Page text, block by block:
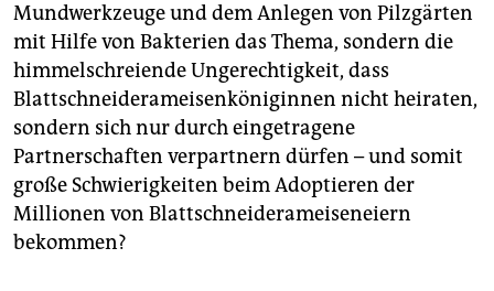
Mundwerkzeuge und dem Anlegen von Pilzgärten
mit Hilfe von Bakterien das Thema, sondern die
himmelschreiende Ungerechtigkeit, dass
Blattschneiderameisenköniginnen nicht heiraten,
sondern sich nur durch eingetragene
Partnerschaften verpartnern dürfen – und somit
große Schwierigkeiten beim Adoptieren der
Millionen von Blattschneiderameiseneiern
bekommen?